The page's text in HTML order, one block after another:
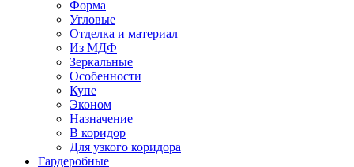
Форма
Угловые
Отделка и материал
Из МДФ
Зеркальные
Особенности
Купе
Эконом
Назначение
В коридор
Для узкого коридора
Гардеробные